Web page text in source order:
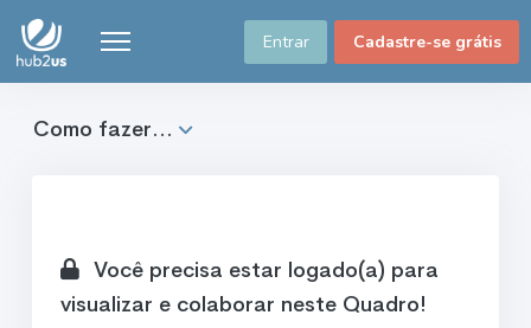
Entrar Cadastre-se grátis
Como fazer...
Você precisa estar logado(a) para
visualizar e colaborar neste Quadro!